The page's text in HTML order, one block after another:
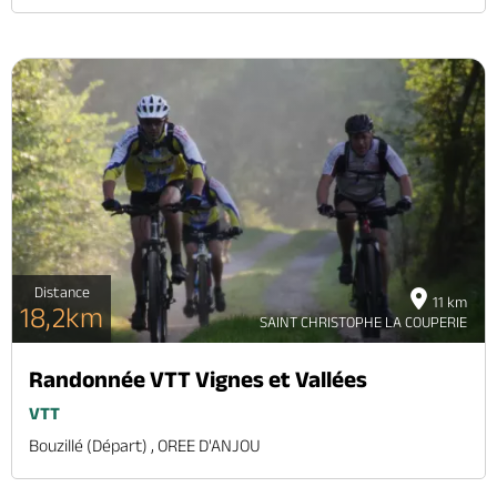
11 km
SAINT CHRISTOPHE LA COUPERIE
Distance
18,2km
Randonnée VTT Vignes et Vallées
VTT
Bouzillé (départ) , OREE D'ANJOU